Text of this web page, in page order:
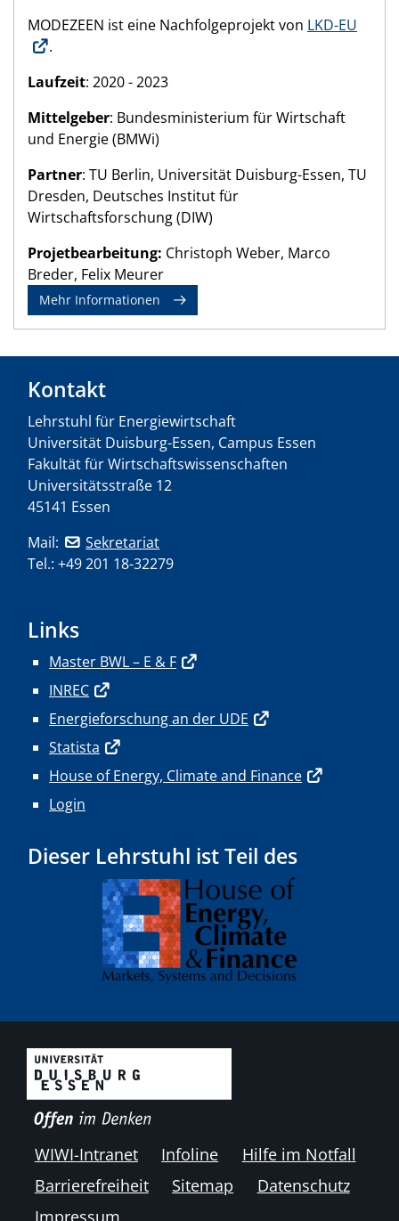
MODEZEEN ist eine Nachfolgeprojekt von LKD-EU
.
Laufzeit: 2020 - 2023
Mittelgeber: Bundesministerium für Wirtschaft
und Energie (BMWi)
Partner: TU Berlin, Universität Duisburg-Essen, TU
Dresden, Deutsches Institut für
Wirtschaftsforschung (DIW)
Projetbearbeitung: Christoph Weber, Marco
Breder, Felix Meurer
Mehr Informationen
Kontakt
Lehrstuhl für Energiewirtschaft
Universität Duisburg-Essen, Campus Essen
Fakultät für Wirtschaftswissenschaften
Universitätsstraße 12
45141 Essen
Mail:
Sekretariat
Tel.: +49 201 18-32279
Links
Master BWL – E & F
INREC
Energieforschung an der UDE
Statista
House of Energy, Climate and Finance
Login
Dieser Lehrstuhl ist Teil des
WIWI-Intranet Infoline
Hilfe im Notfall
Barrierefreiheit
Sitemap
Datenschutz
Impressum